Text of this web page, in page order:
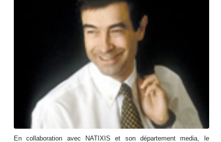
En collaboration avec NATIXIS et son département media, le